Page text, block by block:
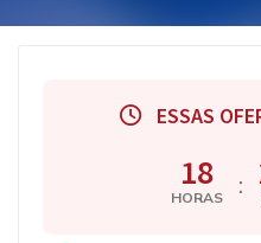
ESSAS
18
HORAS :